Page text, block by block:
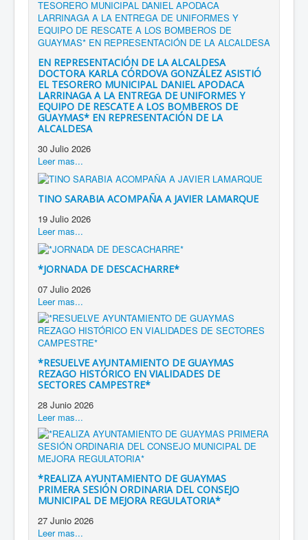
EN REPRESENTACIÓN DE LA ALCALDESA
DOCTORA KARLA CÓRDOVA GONZÁLEZ ASISTIÓ
EL TESORERO MUNICIPAL DANIEL APODACA
LARRINAGA A LA ENTREGA DE UNIFORMES Y
EQUIPO DE RESCATE A LOS BOMBEROS DE
GUAYMAS* EN REPRESENTACIÓN DE LA
ALCALDESA
30 Julio 2026
Leer mas...
TINO SARABIA ACOMPAÑA A JAVIER LAMARQUE
19 Julio 2026
Leer mas...
*JORNADA DE DESCACHARRE*
07 Julio 2026
Leer mas...
*RESUELVE AYUNTAMIENTO DE GUAYMAS
REZAGO HISTÓRICO EN VIALIDADES DE
SECTORES CAMPESTRE*
28 Junio 2026
Leer mas...
*REALIZA AYUNTAMIENTO DE GUAYMAS
PRIMERA SESIÓN ORDINARIA DEL CONSEJO
MUNICIPAL DE MEJORA REGULATORIA*
27 Junio 2026
Leer mas...